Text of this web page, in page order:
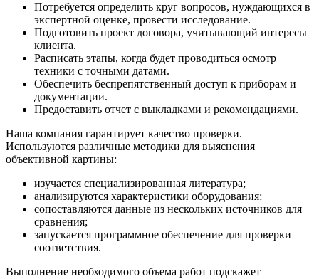
Потребуется определить круг вопросов, нуждающихся в
экспертной оценке, провести исследование.
Подготовить проект договора, учитывающий интересы
клиента.
Расписать этапы, когда будет проводиться осмотр
техники с точными датами.
Обеспечить беспрепятственный доступ к приборам и
документации.
Предоставить отчет с выкладками и рекомендациями.
Наша компания гарантирует качество проверки.
Используются различные методики для выяснения
объективной картины:
изучается специализированная литература;
анализируются характеристики оборудования;
сопоставляются данные из нескольких источников для
сравнения;
запускается программное обеспечение для проверки
соответствия.
Выполнение необходимого объема работ подскажет